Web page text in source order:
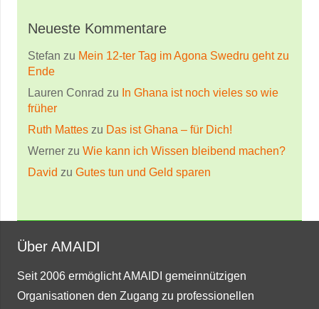
Neueste Kommentare
Stefan zu Mein 12-ter Tag im Agona Swedru geht zu
Ende
Lauren Conrad zu In Ghana ist noch vieles so wie
früher
Ruth Mattes zu Das ist Ghana – für Dich!
Werner zu Wie kann ich Wissen bleibend machen?
David zu Gutes tun und Geld sparen
Über AMAIDI
Seit 2006 ermöglicht AMAIDI gemeinnützigen
Organisationen den Zugang zu professionellen